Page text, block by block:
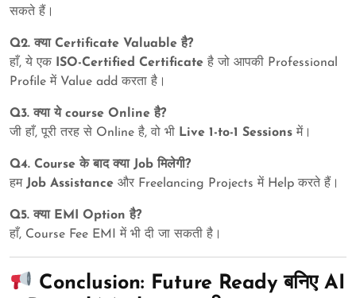
सकते हैं।
Q2. क्या Certificate Valuable है?
हाँ, ये एक ISO-Certified Certificate है जो आपकी Professional
Profile में Value add करता है।
Q3. क्या ये course Online है?
जी हाँ, पूरी तरह से Online है, वो भी Live 1-to-1 Sessions में।
Q4. Course के बाद क्या Job मिलेगी?
हम Job Assistance और Freelancing Projects में Help करते हैं।
Q5. क्या EMI Option है?
हाँ, Course Fee EMI में भी दी जा सकती है।
Conclusion: Future Ready बनिए AI